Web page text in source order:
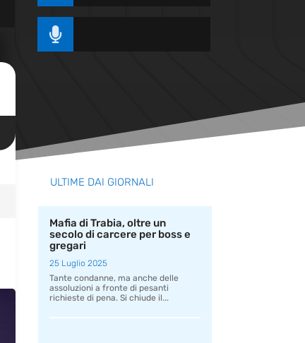

ULTIME DAI GIORNALI
Mafia di Trabia, oltre un
secolo di carcere per boss e
gregari
25 Luglio 2025
Tante condanne, ma anche delle
assoluzioni a fronte di pesanti
richieste di pena. Si chiude il...